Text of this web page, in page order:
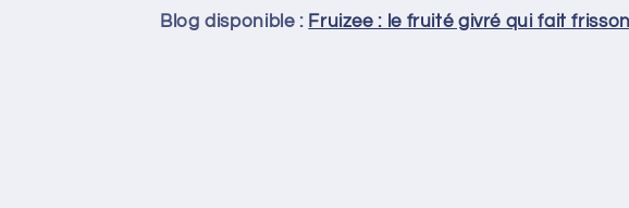
Blog disponible : Fruizee : le fruité givré qui fait